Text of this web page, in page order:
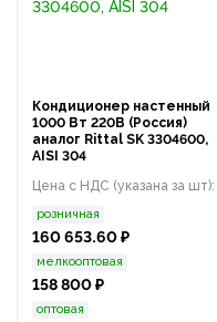
Кондиционер настенный
1000 Вт 220В (Россия)
аналог Rittal SK 3304600,
AISI 304
Цена с НДС (указана за шт):
розничная
160 653.60 ₽
мелкооптовая
158 800 ₽
оптовая